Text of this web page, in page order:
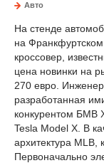
Авто
На стенде
на
кроссовер,
цена новинки на
270 евро.
разработанная
конкурентом БМВ
Tesla Model X. В
архитектура MLB,
Первоначально